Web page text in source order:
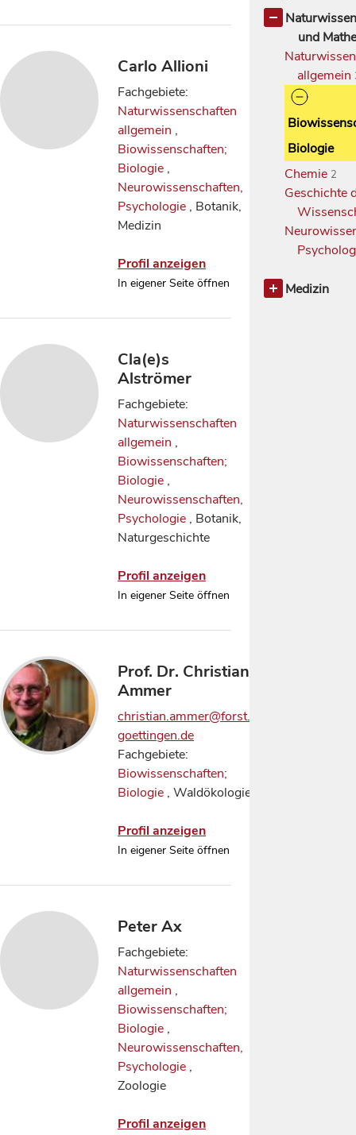
Carlo Allioni
Fachgebiete:
Naturwissenschaften
allgemein ,
Biowissenschaften;
Biologie ,
Neurowissenschaften,
Psychologie , Botanik,
Medizin
Profil anzeigen
In eigener Seite öffnen
Cla(e)s
Alströmer
Fachgebiete:
Naturwissenschaften
allgemein ,
Biowissenschaften;
Biologie ,
Neurowissenschaften,
Psychologie , Botanik,
Naturgeschichte
Profil anzeigen
In eigener Seite öffnen
Prof. Dr. Christian
Ammer
christian.ammer@forst.uni-
goettingen.de
Fachgebiete:
Biowissenschaften;
Biologie , Waldökologie
Profil anzeigen
In eigener Seite öffnen
Peter Ax
Fachgebiete:
Naturwissenschaften
allgemein ,
Biowissenschaften;
Biologie ,
Neurowissenschaften,
Psychologie ,
Zoologie
Profil anzeigen
und
allgemein
Biologie
Chemie 2
Geschichte
Medizin